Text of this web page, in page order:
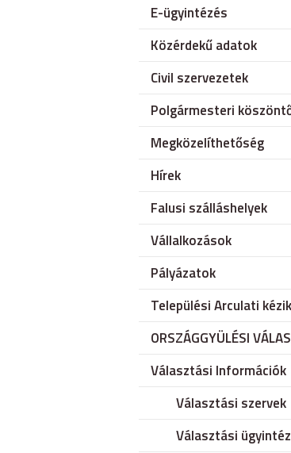
E-ügyintézés
Közérdekű adatok
Civil szervezetek
Polgármesteri
Megközelíthetőség
Hírek
Falusi szálláshelyek
Vállalkozások
Pályázatok
Települési Arculati
ORSZÁGGYÜLÉSI
Választási Információk
Választási szervek
Választási